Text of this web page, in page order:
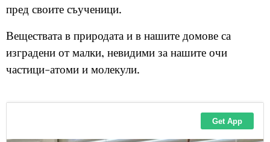
пред своите съученици.
Веществата в природата и в нашите домове са
изградени от малки, невидими за нашите очи
частици-атоми и молекули.